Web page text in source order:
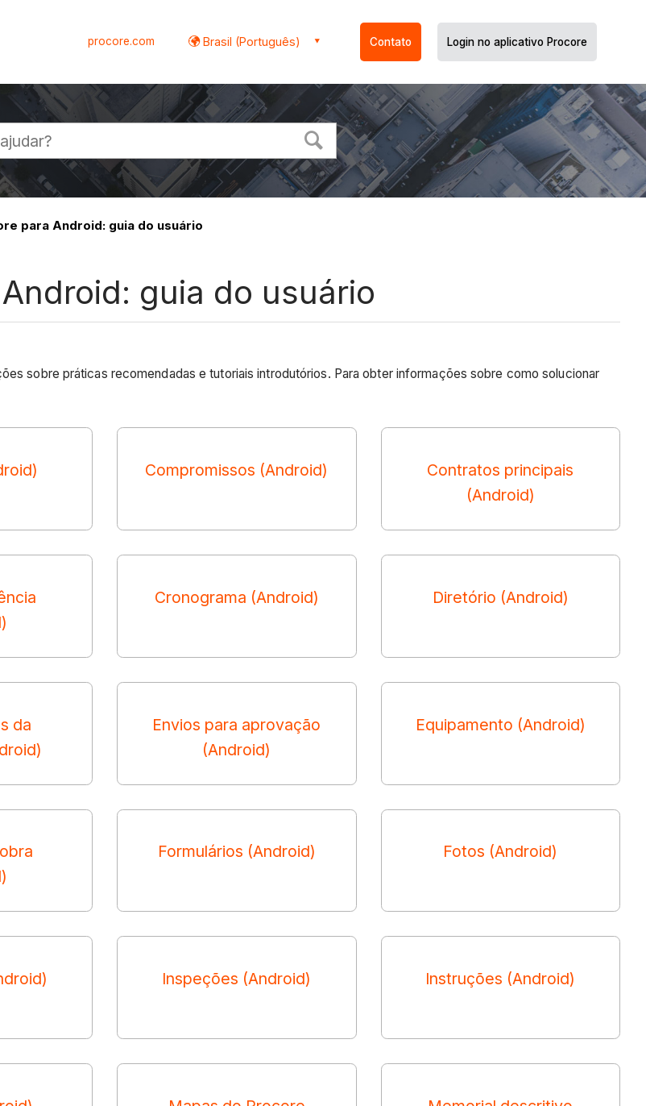
procore.com Brasil (Português) Contato Login no aplicativo Procore
para Android: guia do usuário
guia do usuário
sobre práticas recomendadas e tutoriais introdutórios. Para obter informações sobre como solucionar
Compromissos (Android)
Contratos principais
(Android)
Cronograma (Android) Diretório (Android)
da
Envios para aprovação
(Android)
Equipamento (Android)
Formulários (Android) Fotos (Android)
Inspeções (Android) Instruções (Android)